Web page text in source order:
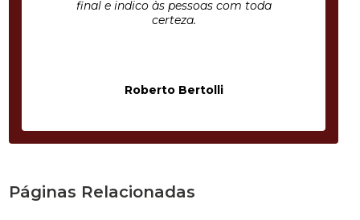
final e indico às pessoas com toda
certeza.
Roberto Bertolli
Páginas Relacionadas